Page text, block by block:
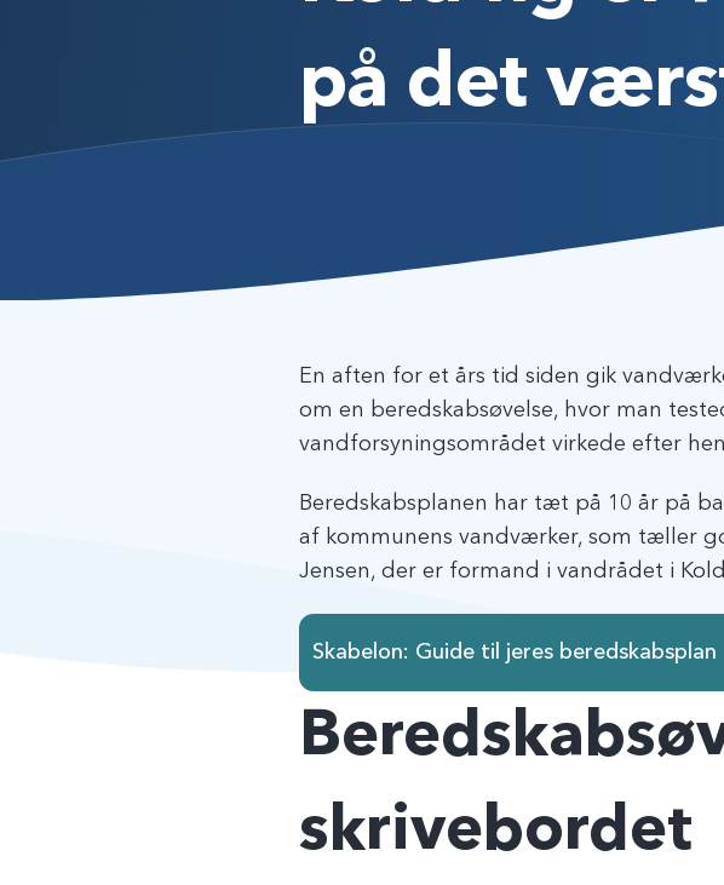
på det
En aften for et års tid siden gik
om en beredskabsøvelse, hvor man
vandforsyningsområdet virkede efter
Beredskabsplanen har tæt på 10 år på
af kommunens vandværker, som tæller
Jensen, der er formand i vandrådet i
Skabelon: Guide til jeres beredskabsplan
skrivebordet